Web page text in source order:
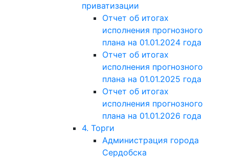
приватизации
Отчет об итогах
исполнения прогнозного
плана на 01.01.2024 года
Отчет об итогах
исполнения прогнозного
плана на 01.01.2025 года
Отчет об итогах
исполнения прогнозного
плана на 01.01.2026 года
4. Торги
Администрация города
Сердобска